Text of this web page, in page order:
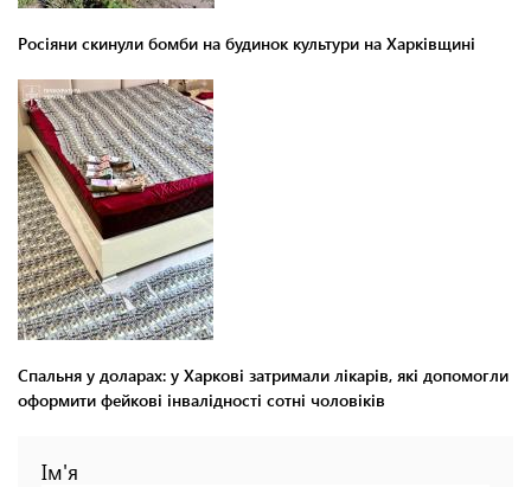
Росіяни скинули бомби на будинок культури на Харківщині
Спальня у доларах: у Харкові затримали лікарів, які допомогли
оформити фейкові інвалідності сотні чоловіків
Ім'я